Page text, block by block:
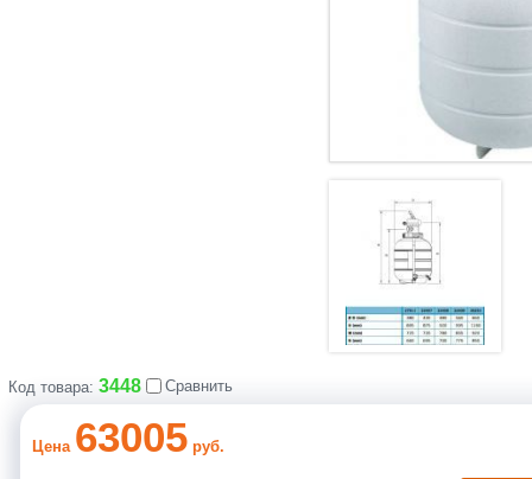
Код товара: 3448 Сравнить
Цена 63005 руб.